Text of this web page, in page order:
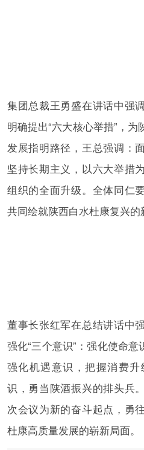
集团总裁王勇盛在讲话中强
明确提出“六大核心举措”，
发展指明路径，王总强调：
坚持长期主义，以六大举措
组织的全面升级。全体同仁
共同绘就陕西白水杜康复兴的
董事长张红军在总结讲话中
强化“三个意识”：强化使命意
强化机遇意识，把握消费
识，勇当陕酒振兴的排头兵
次会议为新的奋斗起点，勇
杜康高质量发展的崭新局面。